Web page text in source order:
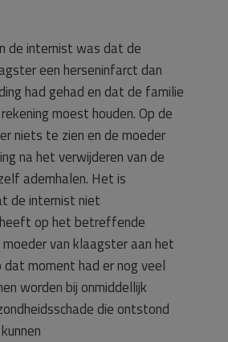
de internist was dat de
een herseninfarct dan
had gehad en dat de familie
moest houden. Op de
niets te zien en de moeder
na het verwijderen van de
ademhalen. Het is
de internist niet
op het betreffende
van klaagster aan het
dat moment had er nog veel
worden bij onmiddellijk
die ontstond